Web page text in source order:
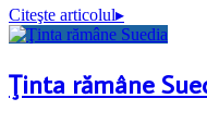
Citeşte articolul▸
Ţinta rămâne